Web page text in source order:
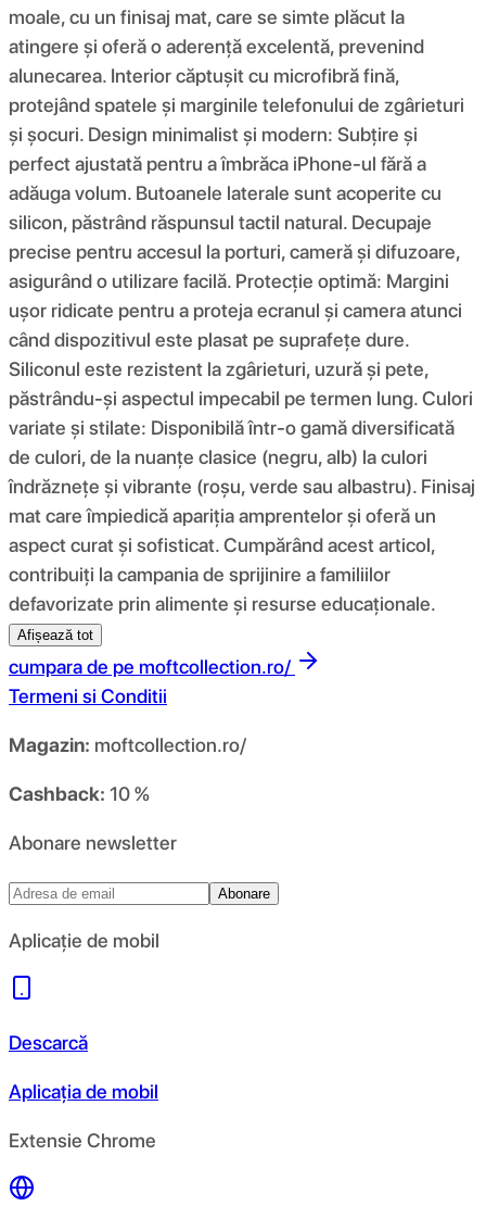
moale, cu un finisaj mat, care se simte plăcut la
atingere și oferă o aderență excelentă, prevenind
alunecarea. Interior căptușit cu microfibră fină,
protejând spatele și marginile telefonului de zgârieturi
și șocuri. Design minimalist și modern: Subțire și
perfect ajustată pentru a îmbrăca iPhone-ul fără a
adăuga volum. Butoanele laterale sunt acoperite cu
silicon, păstrând răspunsul tactil natural. Decupaje
precise pentru accesul la porturi, cameră și difuzoare,
asigurând o utilizare facilă. Protecție optimă: Margini
ușor ridicate pentru a proteja ecranul și camera atunci
când dispozitivul este plasat pe suprafețe dure.
Siliconul este rezistent la zgârieturi, uzură și pete,
păstrându-și aspectul impecabil pe termen lung. Culori
variate și stilate: Disponibilă într-o gamă diversificată
de culori, de la nuanțe clasice (negru, alb) la culori
îndrăznețe și vibrante (roșu, verde sau albastru). Finisaj
mat care împiedică apariția amprentelor și oferă un
aspect curat și sofisticat. Cumpărând acest articol,
contribuiți la campania de sprijinire a familiilor
defavorizate prin alimente și resurse educaționale.
Afișează tot
cumpara de pe moftcollection.ro/
Termeni si Conditii
Magazin: moftcollection.ro/
Cashback: 10 %
Abonare newsletter
Abonare
Aplicație de mobil
Descarcă
Aplicația de mobil
Extensie Chrome